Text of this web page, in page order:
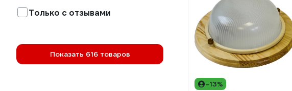
Только с отзывами
Показать 616 товаров
-13%